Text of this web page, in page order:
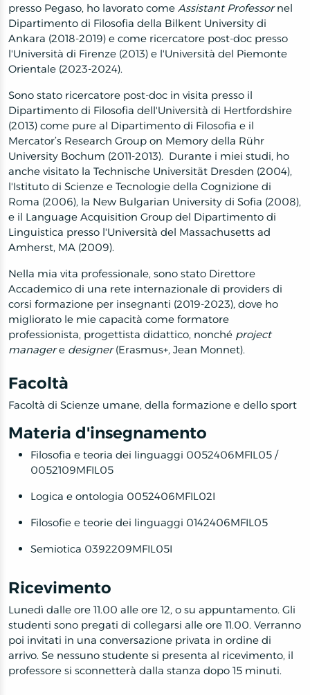
presso Pegaso, ho lavorato come Assistant Professornel
Dipartimento di Filosofia della Bilkent University di
Ankara (2018-2019) e come ricercatore post-doc presso
l'Università di Firenze (2013) e l'Università del Piemonte
Orientale (2023-2024).
Sono stato ricercatore post-doc in visita presso il
Dipartimento di Filosofia dell'Università di Hertfordshire
(2013) come pure al Dipartimento di Filosofia e il
Mercator’s Research Group on Memory della Rühr
University Bochum (2011-2013). Durante i miei studi, ho
anche visitato la Technische Universität Dresden (2004),
l'Istituto di Scienze e Tecnologie della Cognizione di
Roma (2006), la New Bulgarian University di Sofia (2008),
e il Language Acquisition Group del Dipartimento di
Linguistica presso l'Università del Massachusetts ad
Amherst, MA (2009).
Nella mia vita professionale, sono stato Direttore
Accademico di una rete internazionale di providers di
corsi formazione per insegnanti (2019-2023), dove ho
migliorato le mie capacità come formatore
professionista, progettista didattico, nonché project
managere designer(Erasmus+, Jean Monnet).
Facoltà
Facoltà di Scienze umane, della formazione e dello sport
Materia d'insegnamento
Filosofia e teoria dei linguaggi 0052406MFIL05 /
0052109MFIL05
Logica e ontologia 0052406MFIL02I
Filosofie e teorie dei linguaggi 0142406MFIL05
Semiotica 0392209MFIL05I
Ricevimento
Lunedì dalle ore 11.00 alle ore 12, o su appuntamento. Gli
studenti sono pregati di collegarsi alle ore 11.00. Verranno
poi invitati in una conversazione privata in ordine di
arrivo. Se nessuno studente si presenta al ricevimento, il
professore si sconnetterà dalla stanza dopo 15 minuti.